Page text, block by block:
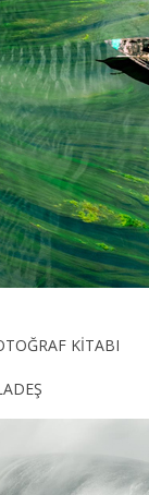
KİTABI